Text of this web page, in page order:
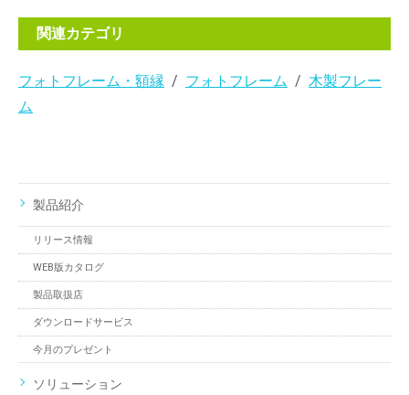
関連カテゴリ
フォトフレーム・額縁 フォトフレーム
木製フレー
ム
製品紹介
リリース情報
WEB版カタログ
製品取扱店
ダウンロードサービス
今月のプレゼント
ソリューション